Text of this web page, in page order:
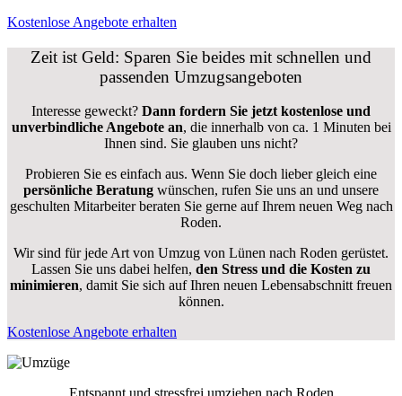
Kostenlose Angebote erhalten
Zeit ist Geld: Sparen Sie beides mit schnellen und
passenden Umzugsangeboten
Interesse geweckt? Dann fordern Sie jetzt kostenlose und
unverbindliche Angebote an, die innerhalb von ca. 1 Minuten bei
Ihnen sind. Sie glauben uns nicht?
Probieren Sie es einfach aus. Wenn Sie doch lieber gleich eine
persönliche Beratung wünschen, rufen Sie uns an und unsere
geschulten Mitarbeiter beraten Sie gerne auf Ihrem neuen Weg nach
Roden.
Wir sind für jede Art von Umzug von Lünen nach Roden gerüstet.
Lassen Sie uns dabei helfen, den Stress und die Kosten zu
minimieren, damit Sie sich auf Ihren neuen Lebensabschnitt freuen
können.
Kostenlose Angebote erhalten